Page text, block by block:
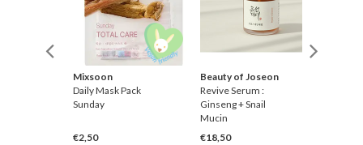
Mixsoon
Daily Mask Pack
Sunday
€2,50
Beauty of Joseon
Revive Serum :
Ginseng + Snail
Mucin
€18,50